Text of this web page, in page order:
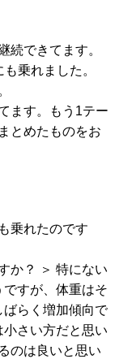
続できてます。
乗れました。
ます。もう1テー
とめたものをお
乗れたのです
か？ ＞ 特にない
すが、体重はそ
ばらく増加傾向で
さい方だと思い
のは良いと思い